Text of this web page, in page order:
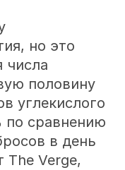
но это
числа
половину
углекислого
по сравнению
в день
The Verge,